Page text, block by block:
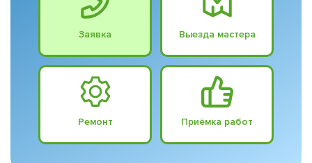
Заявка Выезда мастера
Ремонт Приёмка работ